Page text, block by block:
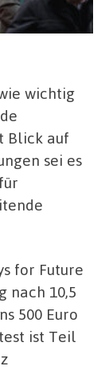
wichtig
Blick auf
sei es
for Future
nach 10,5
500 Euro
ist Teil